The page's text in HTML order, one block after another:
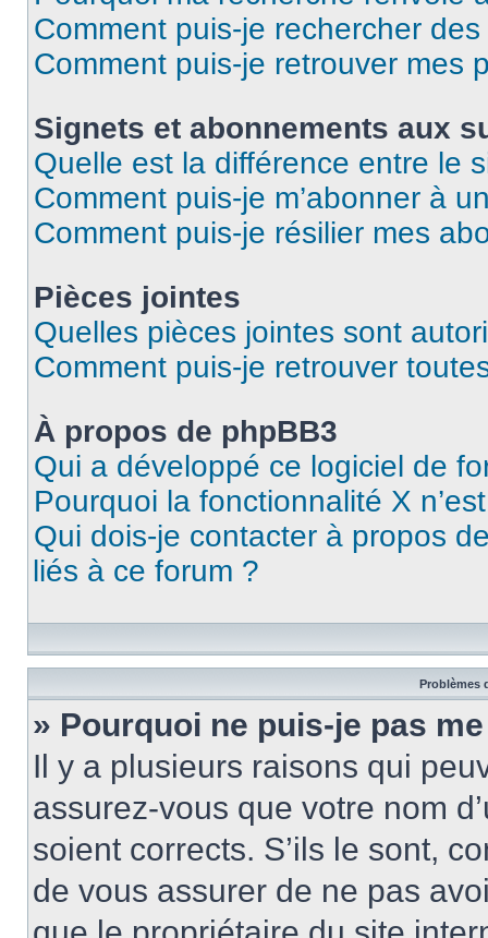
Comment puis-je rechercher
Comment puis-je retrouver mes
Signets et abonnements aux
Quelle est la différence entre le
Comment puis-je m’abonner à
Comment puis-je résilier mes
Pièces jointes
Quelles pièces jointes sont
Comment puis-je retrouver
À propos de phpBB3
Qui a développé ce logiciel de
Pourquoi la fonctionnalité X
Qui dois-je contacter à propos
liés à ce forum ?
Problèmes
» Pourquoi ne puis-je pas
Il y a plusieurs raisons qui
assurez-vous que votre nom
soient corrects. S’ils le sont,
de vous assurer de ne pas